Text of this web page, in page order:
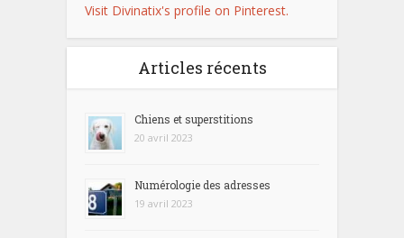
Visit Divinatix's profile on Pinterest.
Articles récents
Chiens et superstitions
20 avril 2023
Numérologie des adresses
19 avril 2023